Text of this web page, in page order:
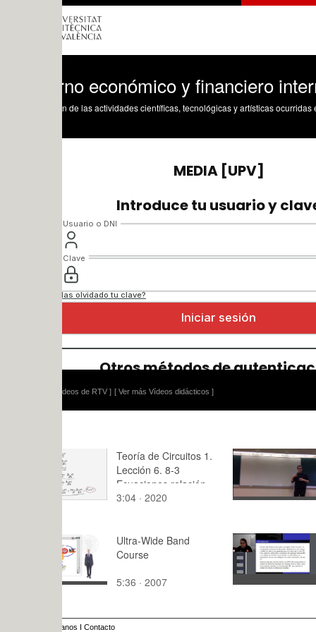
económico y financiero
de las actividades científicas, tecnológicas y artísticas ocurridas en los tres
[ Ver más Vídeos didácticos ]
Teoría de Circuitos 1.
Lección 6. 8-3
Ecuaciones relación
corrientes en un
3:04 · 2020
6:39 · 2017
Ultra-Wide Band
Course
5:36 · 2007
El álgebra
polinómica
14:05 ·